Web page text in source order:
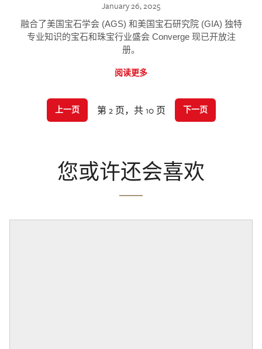
January 26, 2025
融合了美国宝石学会 (AGS) 和美国宝石研究院 (GIA) 独特
专业知识的宝石和珠宝行业盛会 Converge 现已开放注
册。
阅读更多
上一页 第 2 页，共 10 页 下一页
您或许还会喜欢